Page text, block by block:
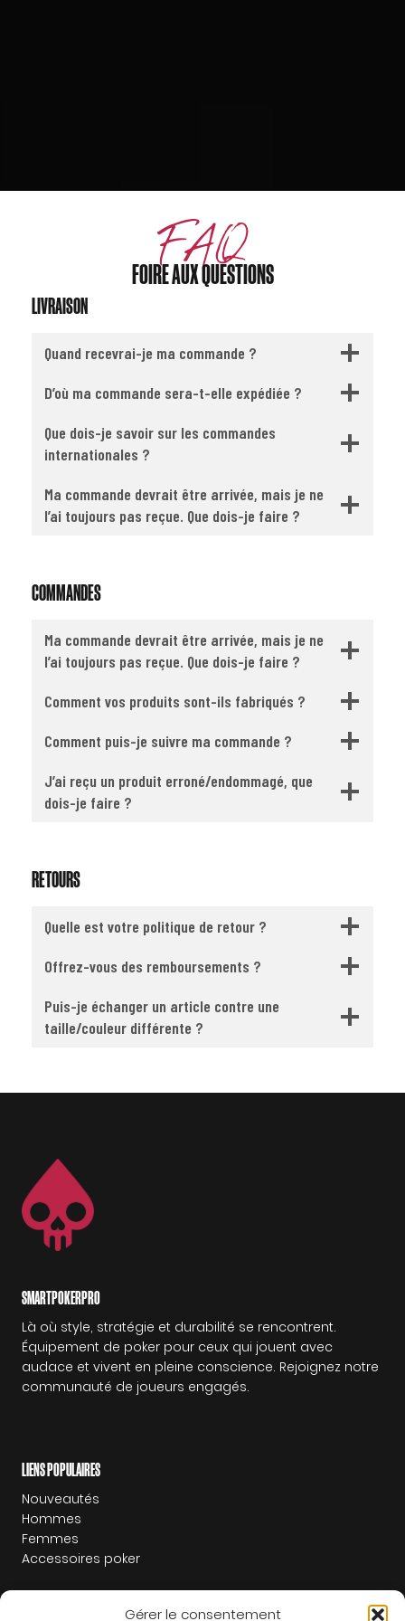
Gérer le consentement
FAQ
FOIRE AUX QUESTIONS
LIVRAISON
Quand recevrai-je ma commande ?
D’où ma commande sera-t-elle expédiée ?
Que dois-je savoir sur les commandes
internationales ?
Ma commande devrait être arrivée, mais je ne
l’ai toujours pas reçue. Que dois-je faire ?
COMMANDES
Ma commande devrait être arrivée, mais je ne
l’ai toujours pas reçue. Que dois-je faire ?
Comment vos produits sont-ils fabriqués ?
Comment puis-je suivre ma commande ?
J’ai reçu un produit erroné/endommagé, que
dois-je faire ?
RETOURS
Quelle est votre politique de retour ?
Offrez-vous des remboursements ?
Puis-je échanger un article contre une
taille/couleur différente ?
SMARTPOKERPRO
Là où style, stratégie et durabilité se rencontrent.
Équipement de poker pour ceux qui jouent avec
audace et vivent en pleine conscience. Rejoignez notre
communauté de joueurs engagés.
LIENS POPULAIRES
Nouveautés
Hommes
Femmes
Accessoires poker